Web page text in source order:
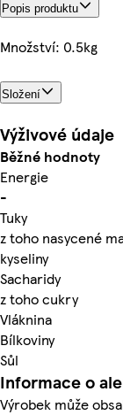
Popis produktu
Množství: 0.5kg
Složení
Výživové údaje
Běžné hodnoty
Energie
-
Tuky
z toho nasycené
kyseliny
Sacharidy
z toho cukry
Vláknina
Bílkoviny
Sůl
Informace o
Výrobek může